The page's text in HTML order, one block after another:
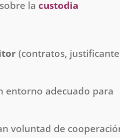
la custodia
(contratos,
entorno adecuado para
voluntad de